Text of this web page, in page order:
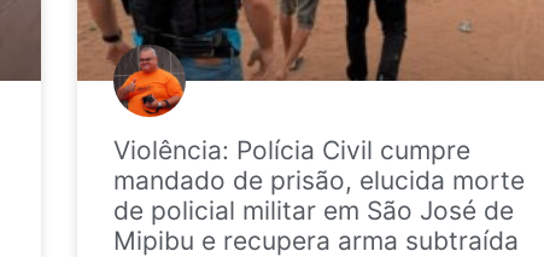
Violência: Polícia Civil cumpre
mandado de prisão, elucida morte
de policial militar em São José de
Mipibu e recupera arma subtraída